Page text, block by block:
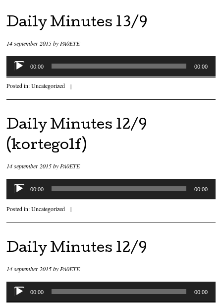
Daily Minutes 13/9
14 september 2015by PA0ETE
Audiospeler
00:00 00:00
Posted in:Uncategorized |
Daily Minutes 12/9
(kortegolf)
14 september 2015byPA0ETE
Audiospeler
00:00 00:00
Posted in:Uncategorized |
Daily Minutes 12/9
14 september 2015by PA0ETE
Audiospeler
00:00 00:00